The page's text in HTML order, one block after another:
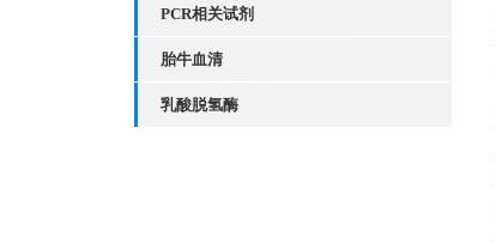
PCR相关试剂
胎牛血清
乳酸脱氢酶